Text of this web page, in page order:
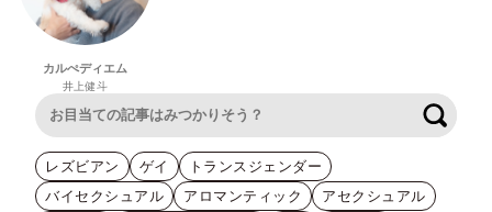
カルぺディエム
井上健斗
レズビアン ゲイ
トランスジェンダー
バイセクシュアル
アロマンティック
アセクシュアル